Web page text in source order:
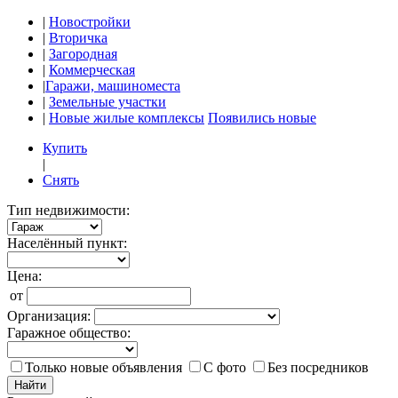
| Новостройки
| Вторичка
| Загородная
| Коммерческая
|Гаражи, машиноместа
| Земельные участки
| Новые жилые комплексы Появились новые
Купить
|
Снять
Тип недвижимости:
Населённый пункт:
Цена:
от
Организация:
Гаражное общество:
Только новые объявления С фото Без посредников
Найти